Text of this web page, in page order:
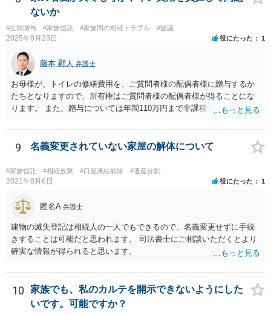
弁護士にご相談なさるとよいでしょう。
ないか
#生前贈与 #家族信託 #家族間の相続トラブル #協議
2025年8月23日 役にたった 1
藤本 顯人 弁護士
お母様が、トイレの修繕費用を、ご質問者様の配偶者様に贈与するか
たちとなりますので、所有権はご質問者様の配偶者様が得ることにな
ります。 また、贈与については年間110万円まで非課税であり、トイ
9 名義変更されていない家屋の解体について
#家族信託 #相続放棄 #口座凍結解除 #遺産分割
2021年8月6日 役にたった 1
匿名A 弁護士
建物の滅失登記は相続人の一人でもできるので、名義変更せずに手続
きすることは可能だと思われます。 司法書士にご相談いただくとより
確実な情報が得られると思います。
10
家族でも、私のカルテを開示できないようにした
いです。可能ですか？